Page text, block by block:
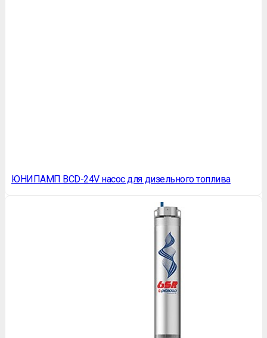
ЮНИПАМП BCD-24V насос для дизельного топлива